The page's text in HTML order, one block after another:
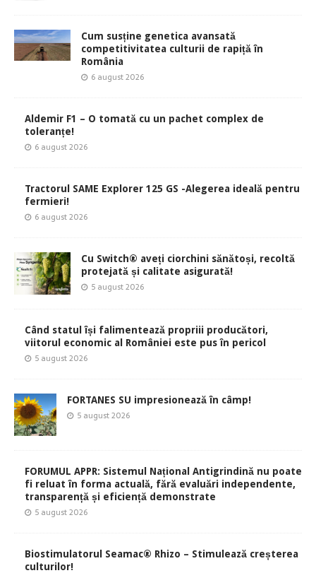
Cum susține genetica avansată
competitivitatea culturii de rapiță în
România
6 august 2026
Aldemir F1 – O tomată cu un pachet complex de
toleranțe!
6 august 2026
Tractorul SAME Explorer 125 GS -Alegerea ideală pentru
fermieri!
6 august 2026
Cu Switch® aveți ciorchini sănătoși, recoltă
protejată și calitate asigurată!
5 august 2026
Când statul își falimentează propriii producători,
viitorul economic al României este pus în pericol
5 august 2026
FORTANES SU impresionează în câmp!
5 august 2026
FORUMUL APPR: Sistemul Național Antigrindină nu poate
fi reluat în forma actuală, fără evaluări independente,
transparență și eficiență demonstrate
5 august 2026
Biostimulatorul Seamac® Rhizo – Stimulează creșterea
culturilor!